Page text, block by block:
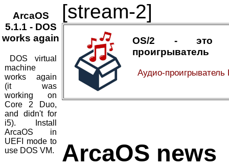
ArcaOS
5.1.1 - DOS
works again
DOS virtual
machine
works again
(it was
working on
Core 2 Duo,
and didn't for
i5). Install
ArcaOS in
UEFI mode to
use DOS VM.
[stream-2]
OS/2 - это
проигрыватель
Аудио-проигрыватель
ArcaOS news